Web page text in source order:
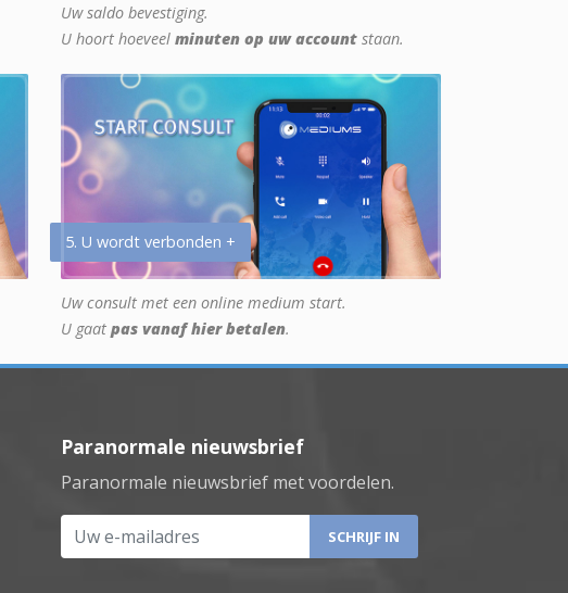
Uw saldo bevestiging.
U hoort hoeveel minuten op uw account staan.
5. U wordt verbonden +
Uw consult met een online medium start.
U gaat pas vanaf hier betalen.
Paranormale nieuwsbrief
Paranormale nieuwsbrief met voordelen.
Uw e-mailadres